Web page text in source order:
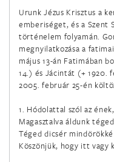
február 6.
Miki Szent Pál és társai,
február 8.
Bakhita Szent Jozefina
február 8.
Emiliáni Szent Jeromos
február 10.
Urunk Jézus Krisztus a
emberiséget, és a Szent
történelem folyamán.
megnyilatkozása a
május 13-án Fatimában
14.) és Jácintát (+ 1920.
2005. február 25-én
1. Hódolattal szól az
Magasztalva áldunk
Téged dicsér
Köszönjük, hogy itt vagy